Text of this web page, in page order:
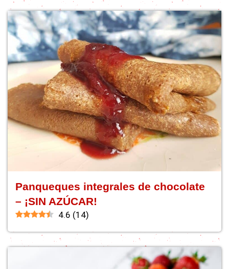
Panqueques integrales de chocolate
– ¡SIN AZÚCAR!
4.6 (14)